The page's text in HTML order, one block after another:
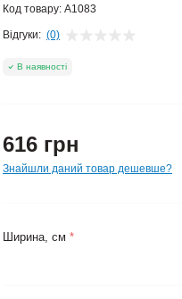
Код товару: A1083
Відгуки: (0)
В наявності
616 грн
Знайшли даний товар дешевше?
Ширина, см *